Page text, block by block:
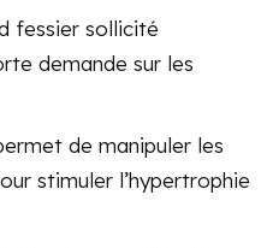
fessier sollicité
demande sur les
de manipuler les
stimuler l’hypertrophie